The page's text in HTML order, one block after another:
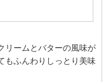
リームとバターの風味が
もふんわりしっとり美味